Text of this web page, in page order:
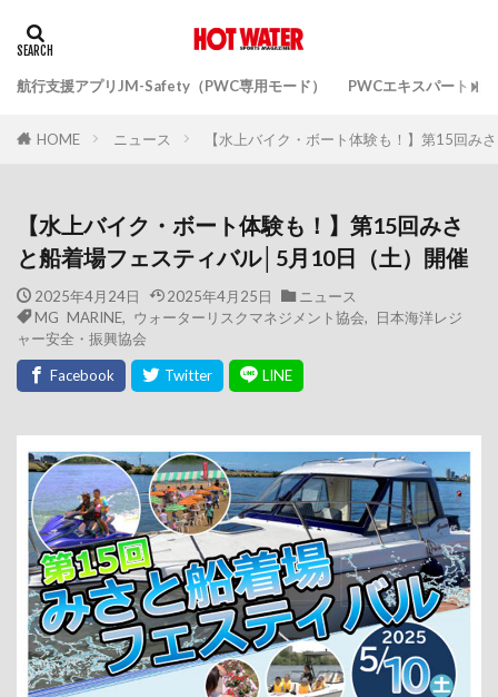
航行支援アプリJM-Safety（PWC専用モード） PWCエキスパートガ
HOME ニュース 【水上バイク・ボート体験も！】第15回み
【水上バイク・ボート体験も！】第15回みさ
と船着場フェスティバル│5月10日（土）開催
2025年4月24日 2025年4月25日
ニュース
MG MARINE, ウォーターリスクマネジメント協会
日本海洋レジ
ャー安全・振興協会